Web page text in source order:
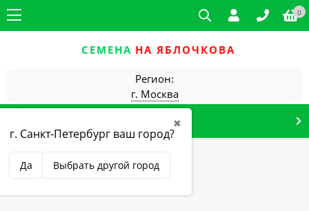
0
СЕМЕНА НА ЯБЛОЧКОВА
Регион:
г. Москва
✖
г. Санкт-Петербург ваш город?
Да Выбрать другой город
Пряные травы